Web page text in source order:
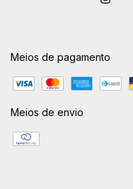
Meios de pagamento
Meios de envio